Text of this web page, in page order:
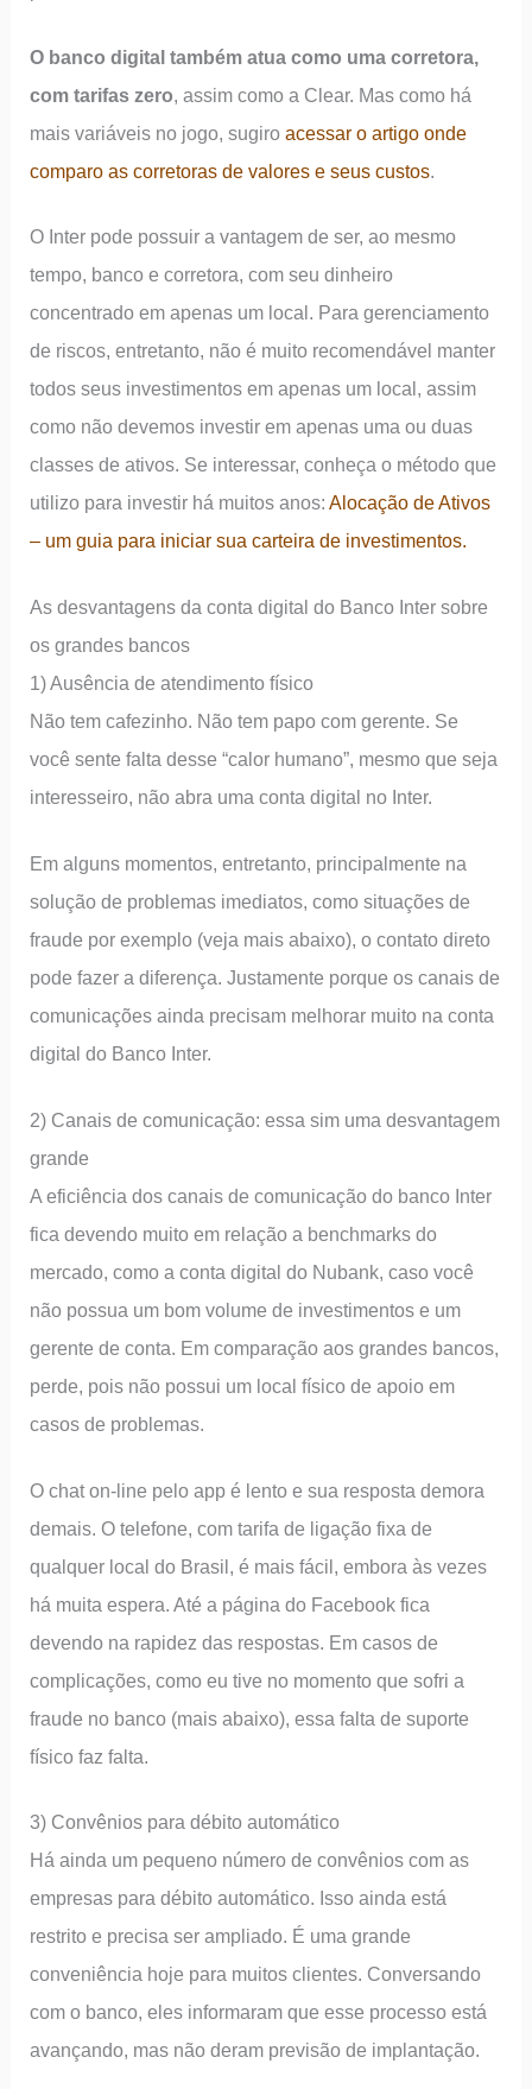
O banco digital também atua como uma corretora,
com tarifas zero , assim como a Clear. Mas como há
mais variáveis no jogo, sugiroacessar o artigo onde
comparo as corretoras de valores e seus custos
O Inter pode possuir a vantagem de ser, ao mesmo
tempo, banco e corretora, com seu dinheiro
concentrado em apenas um local. Para gerenciamento
de riscos, entretanto, não é muito recomendável manter
todos seus investimentos em apenas um local, assim
como não devemos investir em apenas uma ou duas
classes de ativos. Se interessar, conheça o método que
utilizo para investir há muitos anos:Alocação de Ativos
– um guia para iniciar sua carteira de investimentos.
As desvantagens da conta digital do Banco Inter sobre
os grandes bancos
1) Ausência de atendimento físico
Não tem cafezinho. Não tem papo com gerente. Se
você sente falta desse “calor humano”, mesmo que seja
interesseiro, não abra uma conta digital no Inter.
Em alguns momentos, entretanto, principalmente na
solução de problemas imediatos, como situações de
fraude por exemplo (veja mais abaixo), o contato direto
pode fazer a diferença. Justamente porque os canais de
comunicações ainda precisam melhorar muito na conta
digital do Banco Inter.
2) Canais de comunicação: essa sim uma desvantagem
grande
A eficiência dos canais de comunicação do banco Inter
fica devendo muito em relação a benchmarks do
mercado, como a conta digital do Nubank, caso você
não possua um bom volume de investimentos e um
gerente de conta. Em comparação aos grandes bancos,
perde, pois não possui um local físico de apoio em
casos de problemas.
O chat on-line pelo app é lento e sua resposta demora
demais. O telefone, com tarifa de ligação fixa de
qualquer local do Brasil, é mais fácil, embora às vezes
há muita espera. Até a página do Facebook fica
devendo na rapidez das respostas. Em casos de
complicações, como eu tive no momento que sofri a
fraude no banco (mais abaixo), essa falta de suporte
físico faz falta.
3) Convênios para débito automático
Há ainda um pequeno número de convênios com as
empresas para débito automático. Isso ainda está
restrito e precisa ser ampliado. É uma grande
conveniência hoje para muitos clientes. Conversando
com o banco, eles informaram que esse processo está
avançando, mas não deram previsão de implantação.